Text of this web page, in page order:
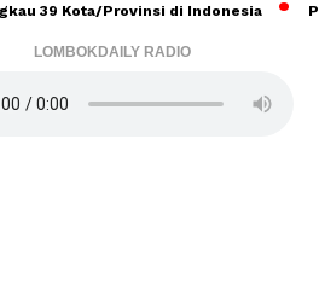
39 Kota/Provinsi di Indonesia
LOMBOKDAILY RADIO